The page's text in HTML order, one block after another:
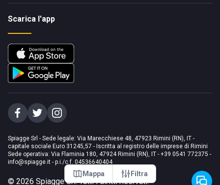
Mappa Filtra
Scarica l'app
Spiagge Srl - Sede legale: Via Marecchiese 48, 47923 Rimini (RN), IT -
capitale sociale Euro 31245,57 - Iscritta al registro delle imprese di Rimini
Sede operativa: Via Flaminia 180, 47924 Rimini (RN), IT - +39 0541 772375 -
info@spiagge.it - p.i./c.f. 04536640404
© 2026 Spiagge Srl. Tutti i diritti riservati.